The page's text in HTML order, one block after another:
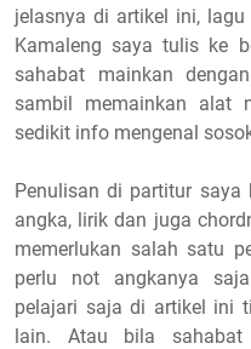
jelasnya di artikel ini,
Kamaleng saya tulis ke
sahabat mainkan
sambil memainkan alat
sedikit info mengenal
Penulisan di partitur
angka, lirik dan juga
memerlukan salah satu
perlu not angkanya
pelajari saja di artikel ini
lain. Atau bila